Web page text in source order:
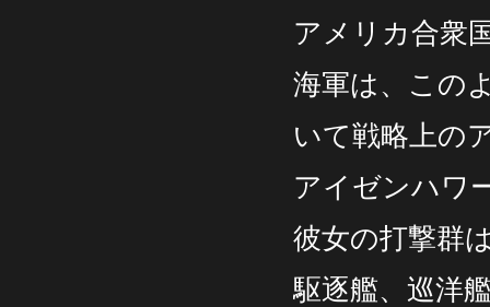
アメリカ合衆
海軍は、この
いて戦略上の
アイゼンハワ
彼女の打撃群
駆逐艦、巡洋